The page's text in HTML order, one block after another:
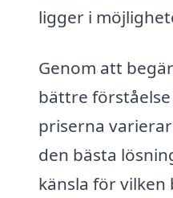
ligger i
Genom att
bättre
priserna
den bästa
känsla för